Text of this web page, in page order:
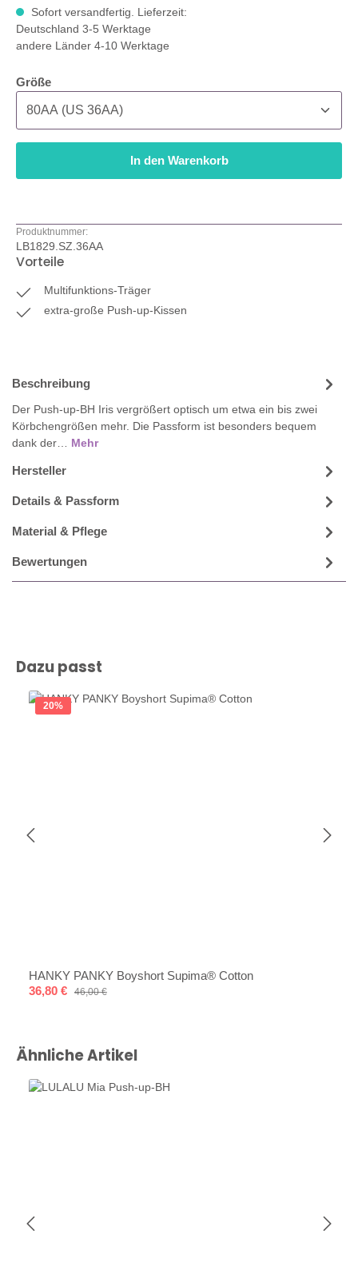
Sofort versandfertig. Lieferzeit:
Deutschland 3-5 Werktage
andere Länder 4-10 Werktage
Größeauswählen
In den Warenkorb
Produktnummer:
LB1829.SZ.36AA
Vorteile
Multifunktions-Träger
extra-große Push-up-Kissen
Beschreibung
Der Push-up-BH Iris vergrößert optisch um etwa ein bis zwei
Körbchengrößen mehr. Die Passform ist besonders bequem
dank der… Mehr
Hersteller
Details & Passform
Material & Pflege
Bewertungen
Produktgalerie überspringen
Dazu passt
20%
HANKY PANKY Boyshort Supima® Cotton
Verkaufspreis:
36,80 € Regulärer Preis:
46,00 €
Produktgalerie überspringen
Ähnliche Artikel